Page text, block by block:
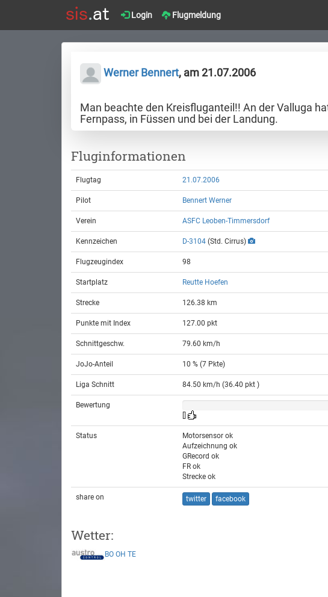
Login Flugmeldung
Werner Bennert, am 21.07.2006
Man beachte den Kreisfluganteil!! An der Valluga
Fernpass, in Füssen und bei der Landung.
Fluginformationen
Flugtag 21.07.2006
Pilot Bennert Werner
Verein ASFC Leoben-Timmersdorf
Kennzeichen D-3104 (Std. Cirrus)
Flugzeugindex 98
Startplatz Reutte Hoefen
Strecke 126.38 km
Punkte mit Index 127.00 pkt
Schnittgeschw. 79.60 km/h
JoJo-Anteil 10 % (7 Pkte)
Liga Schnitt 84.50 km/h (36.40 pkt )
Bewertung
[]
Status
Motorsensor ok
Aufzeichnung ok
GRecord ok
FR ok
Strecke ok
share on twitter facebook
Wetter:
BO OH TE